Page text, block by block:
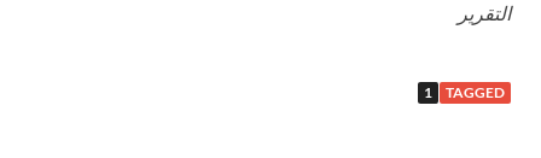
التقرير
TAGGED
1